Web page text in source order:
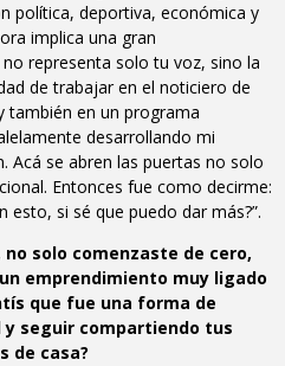
política, deportiva, económica y
implica una gran
representa solo tu voz, sino la
de trabajar en el noticiero de
también en un programa
desarrollando mi
Acá se abren las puertas no solo
Entonces fue como decirme:
esto, si sé que puedo dar más?”.
solo comenzaste de cero,
emprendimiento muy ligado
que fue una forma de
seguir compartiendo tus
de casa?